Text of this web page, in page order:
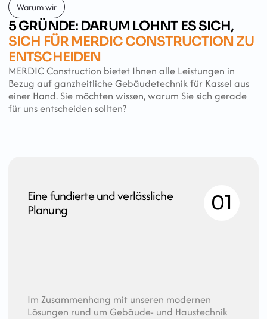
Warum wir
SICH FÜR MERDIC CONSTRUCTION ZU
ENTSCHEIDEN
MERDIC Construction bietet Ihnen alle Leistungen in
Bezug auf ganzheitliche Gebäudetechnik für Kassel aus
einer Hand. Sie möchten wissen, warum Sie sich gerade
für uns entscheiden sollten?
Eine fundierte und verlässliche
Planung
01
Im Zusammenhang mit unseren modernen
Lösungen rund um Gebäude- und Haustechnik